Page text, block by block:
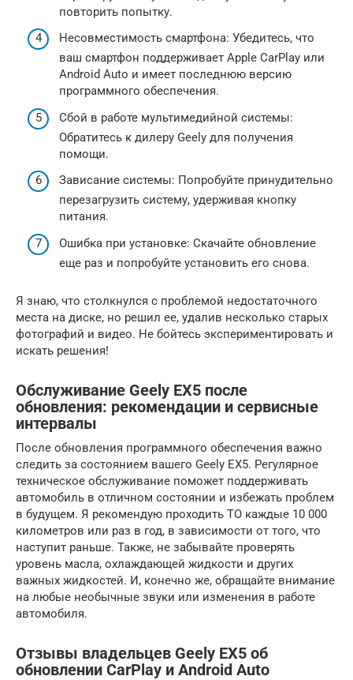
повторить попытку.
Несовместимость смартфона: Убедитесь, что
ваш смартфон поддерживает Apple CarPlay или
Android Auto и имеет последнюю версию
программного обеспечения.
Сбой в работе мультимедийной системы:
Обратитесь к дилеру Geely для получения
помощи.
Зависание системы: Попробуйте принудительно
перезагрузить систему, удерживая кнопку
питания.
Ошибка при установке: Скачайте обновление
еще раз и попробуйте установить его снова.
Я знаю, что столкнулся с проблемой недостаточного
места на диске, но решил ее, удалив несколько старых
фотографий и видео. Не бойтесь экспериментировать и
искать решения!
Обслуживание Geely EX5 после
обновления: рекомендации и сервисные
интервалы
После обновления программного обеспечения важно
следить за состоянием вашего Geely EX5. Регулярное
техническое обслуживание поможет поддерживать
автомобиль в отличном состоянии и избежать проблем
в будущем. Я рекомендую проходить ТО каждые 10 000
километров или раз в год, в зависимости от того, что
наступит раньше. Также, не забывайте проверять
уровень масла, охлаждающей жидкости и других
важных жидкостей. И, конечно же, обращайте внимание
на любые необычные звуки или изменения в работе
автомобиля.
Отзывы владельцев Geely EX5 об
обновлении CarPlay и Android Auto